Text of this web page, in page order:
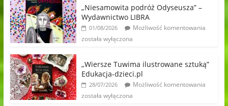
„Niesamowita podróż Odyseusza” –
Wydawnictwo LIBRA
01/08/2026
Możliwość komentowania
została wyłączona
„Wiersze Tuwima ilustrowane sztuką”
Edukacja-dzieci.pl
28/07/2026
Możliwość komentowania
została wyłączona